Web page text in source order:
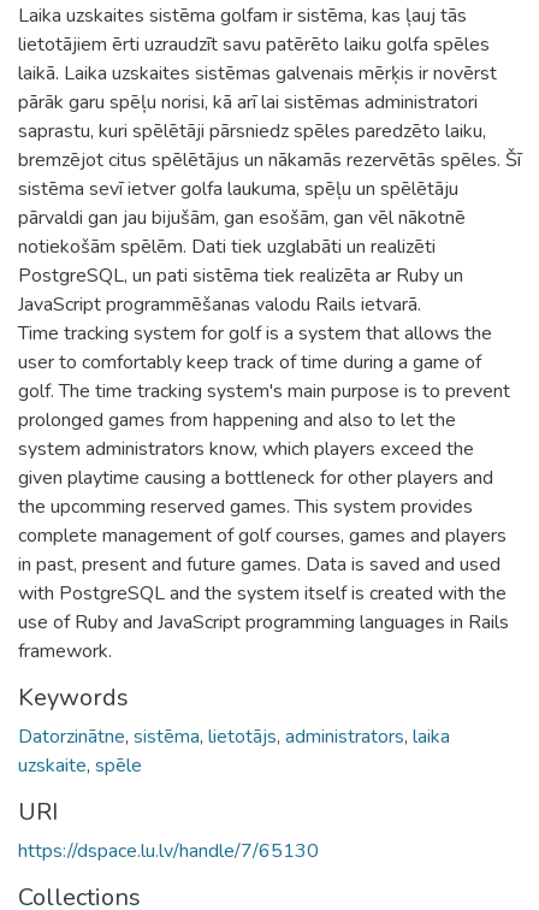
Laika uzskaites sistēma golfam ir sistēma, kas ļauj tās
lietotājiem ērti uzraudzīt savu patērēto laiku golfa spēles
laikā. Laika uzskaites sistēmas galvenais mērķis ir novērst
pārāk garu spēļu norisi, kā arī lai sistēmas administratori
saprastu, kuri spēlētāji pārsniedz spēles paredzēto laiku,
bremzējot citus spēlētājus un nākamās rezervētās spēles. Šī
sistēma sevī ietver golfa laukuma, spēļu un spēlētāju
pārvaldi gan jau bijušām, gan esošām, gan vēl nākotnē
notiekošām spēlēm. Dati tiek uzglabāti un realizēti
PostgreSQL, un pati sistēma tiek realizēta ar Ruby un
JavaScript programmēšanas valodu Rails ietvarā.
Time tracking system for golf is a system that allows the
user to comfortably keep track of time during a game of
golf. The time tracking system's main purpose is to prevent
prolonged games from happening and also to let the
system administrators know, which players exceed the
given playtime causing a bottleneck for other players and
the upcomming reserved games. This system provides
complete management of golf courses, games and players
in past, present and future games. Data is saved and used
with PostgreSQL and the system itself is created with the
use of Ruby and JavaScript programming languages in Rails
framework.
Keywords
Datorzinātne, sistēma, lietotājs, administrators, laika
uzskaite, spēle
URI
https://dspace.lu.lv/handle/7/65130
Collections